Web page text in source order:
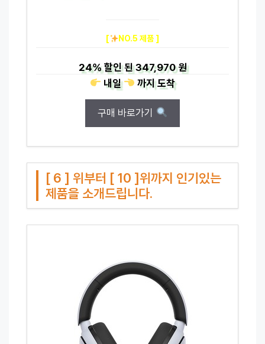
[ NO.5 제품 ]
24%할인 된347,970 원
내일
까지도착
구매 바로가기
[ 6 ] 위부터 [ 10 ]위까지 인기있는
제품을 소개드립니다.